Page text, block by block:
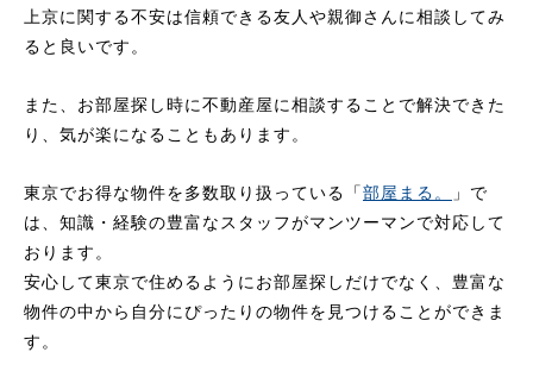
上京に関する不安は信頼できる友人や親御さんに相談してみ
ると良いです。
また、お部屋探し時に不動産屋に相談することで解決できた
り、気が楽になることもあります。
東京でお得な物件を多数取り扱っている「部屋まる。
」で
は、知識・経験の豊富なスタッフがマンツーマンで対応して
おります。
安心して東京で住めるようにお部屋探しだけでなく、豊富な
物件の中から自分にぴったりの物件を見つけることができま
す。